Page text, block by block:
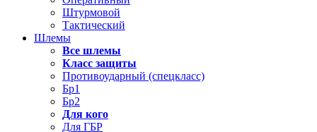
Штурмовой
Тактический
Шлемы
Все шлемы
Класс защиты
Противоударный (спецкласс)
Бр1
Бр2
Для кого
Для ГБР